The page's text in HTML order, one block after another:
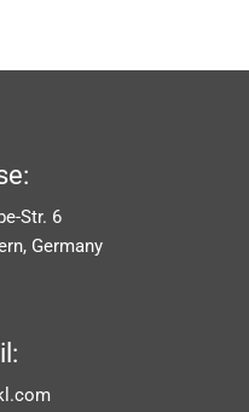
Str. 6
Germany